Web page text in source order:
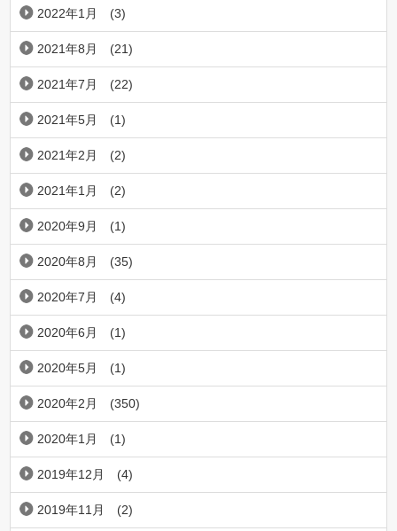
2022年1月 (3)
2021年8月 (21)
2021年7月 (22)
2021年5月 (1)
2021年2月 (2)
2021年1月 (2)
2020年9月 (1)
2020年8月 (35)
2020年7月 (4)
2020年6月 (1)
2020年5月 (1)
2020年2月 (350)
2020年1月 (1)
2019年12月 (4)
2019年11月 (2)